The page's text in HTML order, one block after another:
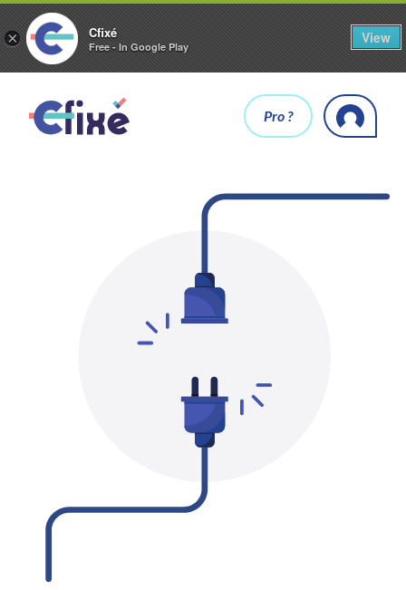
× Cfixé
Free - In Google Play
View
Pro ?